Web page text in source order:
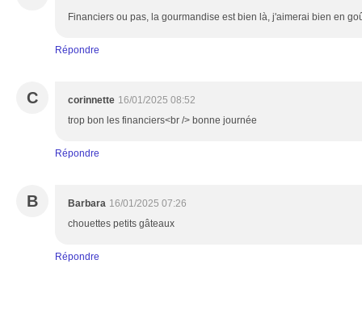
Financiers ou pas, la gourmandise est bien là, j'aimerai bien en
Répondre
C corinnette 16/01/2025 08:52
trop bon les financiers<br /> bonne journée
Répondre
B Barbara 16/01/2025 07:26
chouettes petits gâteaux
Répondre